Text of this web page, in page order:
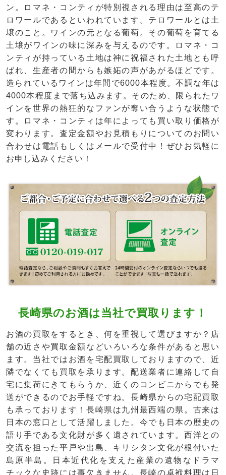
ン。ロマネ・コンティが特別視される理由は至高のテ
ロワールであるといわれています。テロワールとは土
壌のこと。ワインの元となる葡萄。その葡萄を育てる
土壌がワインの味に深みを与えるのです。ロマネ・コ
ンティが持っている土地は神に祝福された土地とも呼
ばれ、生産者の間からも嫉妬の声があがるほどです。
造られているワインは年間で6000本程度。不調な年は
4000本程度まで落ち込みます。そのため、限られたワ
インを世界の熱狂的なファンが奪い合うような状態で
す。ロマネ・コンティは年によっても買い取り価格が
変わります。査定金額やお見積もりについてのお問い
合わせは電話もしくはメールで受付中！ぜひお気軽に
お申し込みください！
長崎県のお酒は当社で買取ります！
お酒の買取をするとき、何を重視して選びますか？店
舗の近さや買取金額などいろいろな条件があると思い
ます。当社ではお酒を宅配買取しておりますので、近
隣でなくても買取を承ります。配送業者に連絡して自
宅に集荷にきてもらうか、近くのコンビニからでも発
送ができるのでお手軽ですね。長崎県からの宅配買取
も承っております！長崎県は九州最西端の県。古来は
日本の窓口として活躍しました。今でも日本の歴史の
語り手である文化財が多く遺されています。西洋との
交流を担った平戸や出島、キリシタン文化が根付いた
島原半島。日本近代化を支えた産業の遺物なドラマ
チックな史跡には事欠きません。長崎の卓袱料理は日